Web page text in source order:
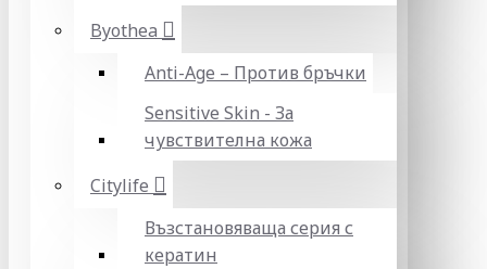
Byothea
Anti-Age – Против бръчки
Sensitive Skin - За
чувствителна кожа
Citylife
Възстановяваща серия с
кератин